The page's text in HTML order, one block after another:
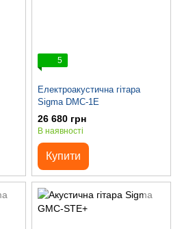
5
Електроакустична гітара
Sigma DMC-1E
26 680 грн
В наявності
Купити